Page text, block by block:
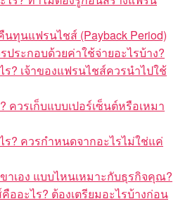
ทุนแฟรนไชส์ (Payback Period)
ระกอบด้วยค่าใช้จ่ายอะไรบ้าง?
ร? เจ้าของแฟรนไชส์ควรนำไปใช้
ควรเก็บแบบเปอร์เซ็นต์หรือเหมา
ร? ควรกำหนดจากอะไรไม่ใช่แค่
าเอง แบบไหนเหมาะกับธุรกิจคุณ?
อะไร? ต้องเตรียมอะไรบ้างก่อน